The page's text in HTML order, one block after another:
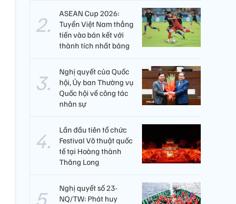
ASEAN Cup 2026:
Tuyển Việt Nam thẳng
tiến vào bán kết với
thành tích nhất bảng
Nghị quyết của Quốc
hội, Ủy ban Thường vụ
Quốc hội về công tác
nhân sự
Lần đầu tiên tổ chức
Festival Võ thuật quốc
tế tại Hoàng thành
Thăng Long
Nghị quyết số 23-
NQ/TW: Phát huy